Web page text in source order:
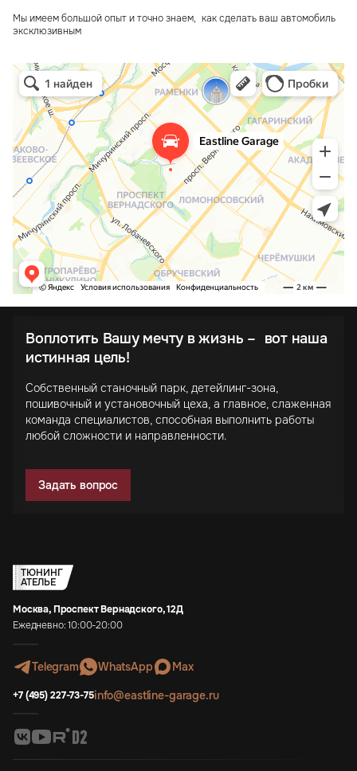
Мы имеем большой опыт и точно знаем, как сделать ваш автомобиль
эксклюзивным
Воплотить Вашу мечту в жизнь – вот наша
истинная цель!
Собственный станочный парк, детейлинг-зона,
пошивочный и установочный цеха, а главное, слаженная
команда специалистов, способная выполнить работы
любой сложности и направленности.
Задать вопрос
ТЮНИНГ
АТЕЛЬЕ
Москва, Проспект Вернадского, 12Д
Ежедневно: 10:00-20:00
Telegram WhatsApp Max
+7 (495) 227-73-75info@eastline-garage.ru